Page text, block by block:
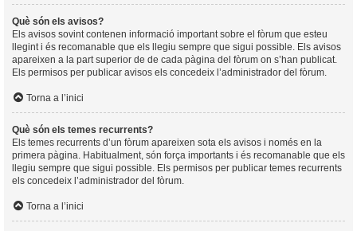
Què són els avisos?
Els avisos sovint contenen informació important sobre el fòrum que esteu
llegint i és recomanable que els llegiu sempre que sigui possible. Els avisos
apareixen a la part superior de de cada pàgina del fòrum on s’han publicat.
Els permisos per publicar avisos els concedeix l’administrador del fòrum.
Torna a l’inici
Què són els temes recurrents?
Els temes recurrents d’un fòrum apareixen sota els avisos i només en la
primera pàgina. Habitualment, són força importants i és recomanable que els
llegiu sempre que sigui possible. Els permisos per publicar temes recurrents
els concedeix l’administrador del fòrum.
Torna a l’inici